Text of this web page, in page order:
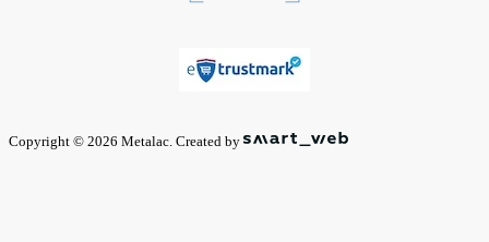
Copyright © 2026 Metalac. Created by